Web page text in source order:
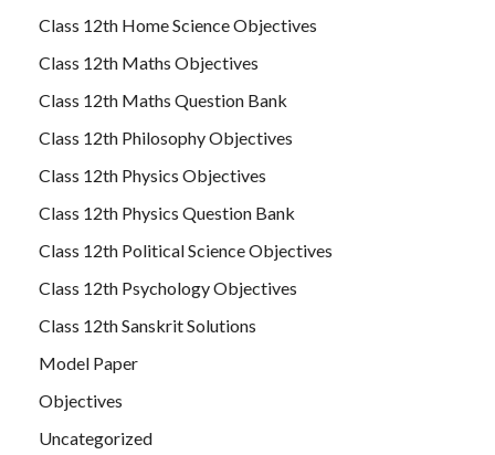
Class 12th Home Science Objectives
Class 12th Maths Objectives
Class 12th Maths Question Bank
Class 12th Philosophy Objectives
Class 12th Physics Objectives
Class 12th Physics Question Bank
Class 12th Political Science Objectives
Class 12th Psychology Objectives
Class 12th Sanskrit Solutions
Model Paper
Objectives
Uncategorized